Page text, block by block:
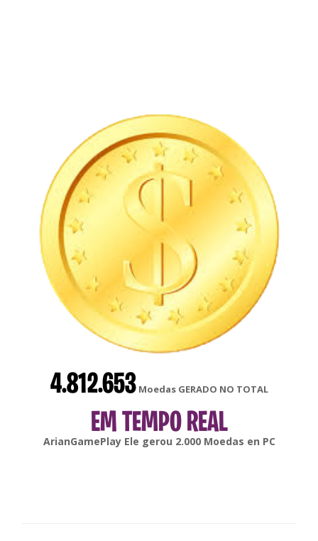
4.812.653 Moedas GERADO NO TOTAL
EM TEMPO REAL
gonsabellaEle gerou6.000Moedas enAndroid